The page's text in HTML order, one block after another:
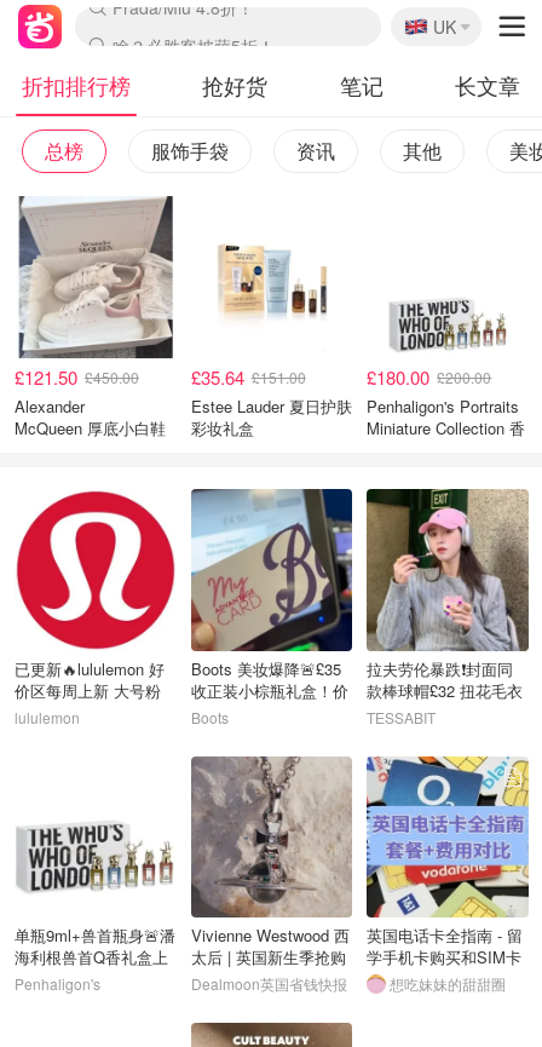
🇬🇧
UK
折扣排行榜 抢好货 笔记 长文章
总榜 服饰手袋 资讯 其他 美
£121.50 £450.00
Alexander
McQueen 厚底小白鞋
£35.64 £151.00
Estee Lauder 夏日护肤
彩妆礼盒
£180.00 £200.00
Penhaligon's Portraits
Miniature Collection 香
已更新🔥lululemon 好
价区每周上新 大号粉
牛角包罕见£59
lululemon
2
Boots 美妆爆降🚨£35
收正装小棕瓶礼盒！价
值£151
Boots
3
拉夫劳伦暴跌❗️封面同
款棒球帽£32 扭花毛衣
£105
TESSABIT
单瓶9ml+兽首瓶身🚨潘
海利根兽首Q香礼盒上
市
Penhaligon's
5
Vivienne Westwood 西
太后 | 英国新生季抢购
攻略
Dealmoon英国省钱快报
6
英国电话卡全指南 - 留
学手机卡购买和SIM卡
套餐选择 - 开学季优惠
~
想吃妹妹的甜甜圈
8